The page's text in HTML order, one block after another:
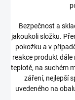
Bezpečnost a
jakoukoli složku.
pokožku a v
reakce produkt
teplotě, na suchém
záření, nejlepší
uvedeného na